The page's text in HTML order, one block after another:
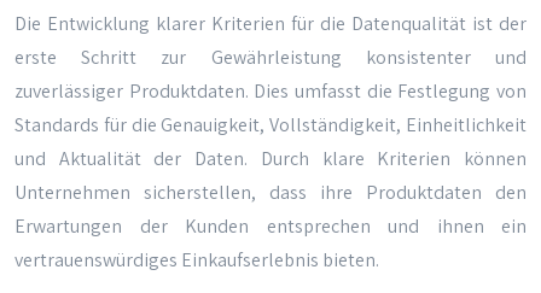
Die Entwicklung klarer Kriterien für die Datenqualität ist der
erste Schritt zur Gewährleistung konsistenter und
zuverlässiger Produktdaten. Dies umfasst die Festlegung von
Standards für die Genauigkeit, Vollständigkeit, Einheitlichkeit
und Aktualität der Daten. Durch klare Kriterien können
Unternehmen sicherstellen, dass ihre Produktdaten den
Erwartungen der Kunden entsprechen und ihnen ein
vertrauenswürdiges Einkaufserlebnis bieten.